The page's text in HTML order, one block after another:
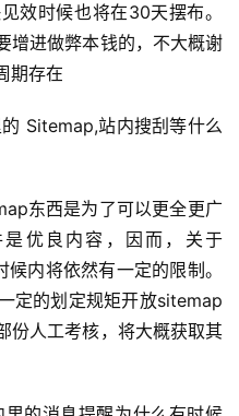
效时候也将在30天摆布。
增进做弊本钱的，不大概谢
期存在
优良内容，因而，关于
内将依然有一定的限制。
定的划定规矩开放sitemap
份人工考核，将大概获取其